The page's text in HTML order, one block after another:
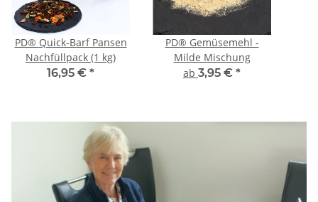
PD® Quick-Barf Pansen
Nachfüllpack (1 kg)
16,95 € *
PD® Gemüsemehl -
Milde Mischung
ab 3,95 € *